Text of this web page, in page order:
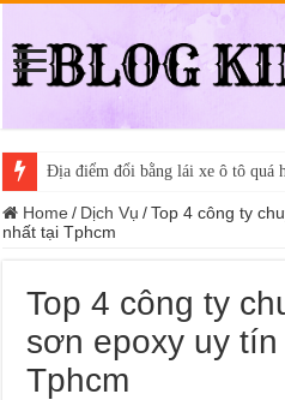
Địa điểm đổi bằng lái xe ô tô quá
Home / Dịch Vụ / Top 4 công ty
nhất tại Tphcm
Top 4 công ty
sơn epoxy uy
Tphcm